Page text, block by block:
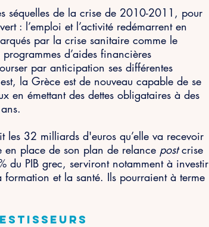
séquelles de la crise de 2010-2011, pour
: l’emploi et l’activité redémarrent en
par la crise sanitaire comme le
d’aides financières
par anticipation ses différentes
la Grèce est de nouveau capable de se
en émettant des dettes obligataires à des
32 milliards d'euros qu’elle va recevoir
en place de son plan de relance post crise
du PIB grec, serviront notamment à investir
et la santé. Ils pourraient à terme